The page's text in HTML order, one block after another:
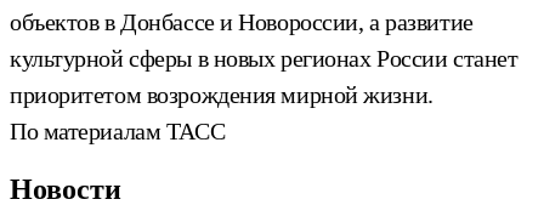
объектов в Донбассе и Новороссии, а развитие
культурной сферы в новых регионах России станет
приоритетом возрождения мирной жизни.
По материалам ТАСС
Новости